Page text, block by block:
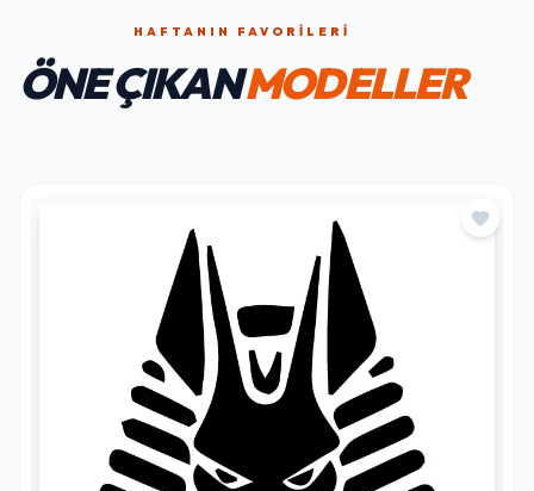
HAFTANIN FAVORILERI
ÖNE ÇIKANMODELLER